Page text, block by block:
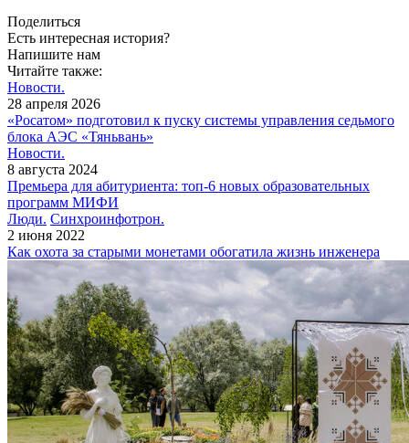
Поделиться
Есть интересная история?
Напишите нам
Читайте также:
Новости.
28 апреля 2026
«Росатом» подготовил к пуску системы управления седьмого
блока АЭС «Тяньвань»
Новости.
8 августа 2024
Премьера для абитуриента: топ‑6 новых образовательных
программ МИФИ
Люди. Синхроинфотрон.
2 июня 2022
Как охота за старыми монетами обогатила жизнь инженера